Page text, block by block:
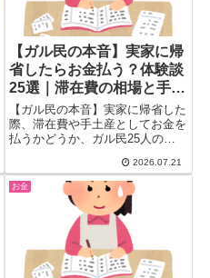
【ガル民の本音】実家に帰
省したらお金払う？体験談
25選｜滞在費の相場と手土
産のリアル
【ガル民の本音】実家に帰省した
際、滞在費や手土産としてお金を
払うかどうか、ガル民25人のリ
万〜10万円？手土産だけで済ま
せる派から、逆にお小遣いをもら
う派、義実家との違いまで、検索
しても出てこないガチの本音を一
気にチェックできます。
2026.07.21
お金